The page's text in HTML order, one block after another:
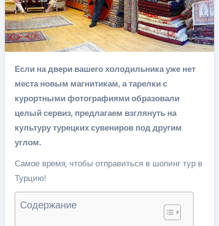
Если на двери вашего холодильника уже нет
места новым магнитикам, а тарелки с
курортными фотографиями образовали
целый сервиз, предлагаем взглянуть на
культуру турецких сувениров под другим
углом.
Самое время, чтобы отправиться в шопинг тур в
Турцию!
Содержание